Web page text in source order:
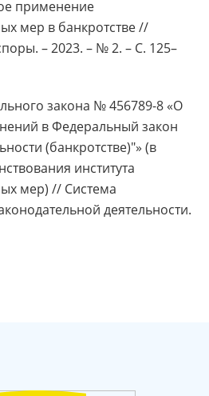
применение
мер в банкротстве //
– 2023. – № 2. – С. 125–
закона № 456789-8 «О
в Федеральный закон
(банкротстве)"» (в
института
мер) // Система
деятельности.